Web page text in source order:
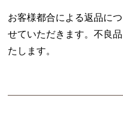
お客様都合による返品に
せていただきます。不良
たします。